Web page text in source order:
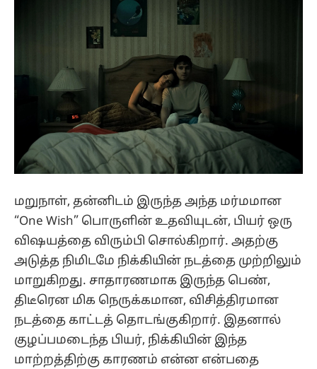
மறுநாள், தன்னிடம் இருந்த அந்த மர்மமான
“One Wish” பொருளின் உதவியுடன், பியர் ஒரு
விஷயத்தை விரும்பி சொல்கிறார். அதற்கு
அடுத்த நிமிடமே நிக்கியின் நடத்தை முற்றிலும்
மாறுகிறது. சாதாரணமாக இருந்த பெண்,
திடீரென மிக நெருக்கமான, விசித்திரமான
நடத்தை காட்டத் தொடங்குகிறார். இதனால்
குழப்பமடைந்த பியர், நிக்கியின் இந்த
மாற்றத்திற்கு காரணம் என்ன என்பதை